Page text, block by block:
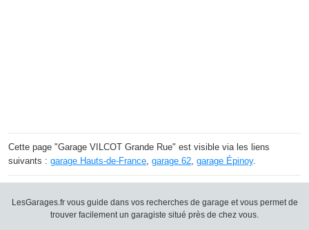
Cette page "Garage VILCOT Grande Rue" est visible via les liens
suivants : garage Hauts-de-France, garage 62, garage Épinoy.
LesGarages.fr vous guide dans vos recherches de garage et vous permet de
trouver facilement un garagiste situé près de chez vous.